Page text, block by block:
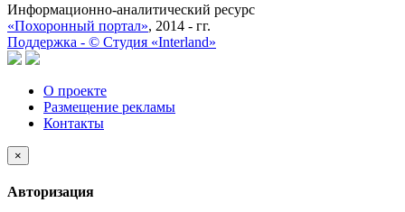
Информационно-аналитический ресурс
«Похоронный портал», 2014 - гг.
Поддержка - © Cтудия «Interland»
О проекте
Размещение рекламы
Контакты
×
Авторизация